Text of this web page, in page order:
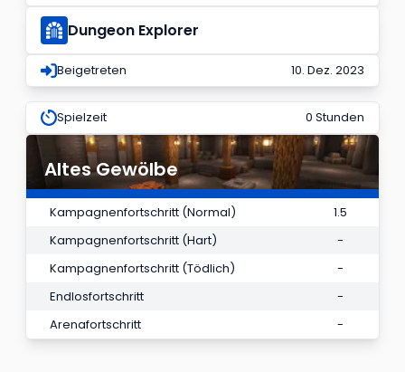
Dungeon Explorer
Beigetreten 10. Dez. 2023
Spielzeit 0 Stunden
Altes Gewölbe
Kampagnenfortschritt (Normal)
1.5
Kampagnenfortschritt (Hart)
-
Kampagnenfortschritt (Tödlich)
-
Endlosfortschritt
-
Arenafortschritt
-